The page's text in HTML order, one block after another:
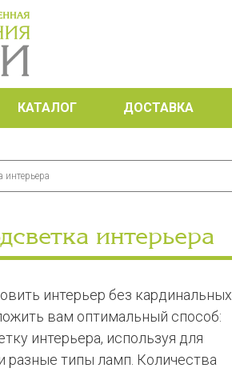
КАТАЛОГ ДОСТАВКА
интерьера
интерьера
интерьер без кардинальных
вам оптимальный способ:
интерьера, используя для
разные типы ламп. Количества